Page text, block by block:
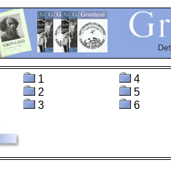
1
2
3
4
5
6